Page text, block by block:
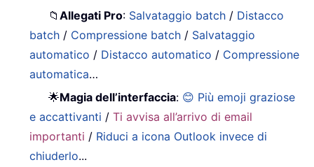
📁Allegati Pro: Salvataggio batch / Distacco
batch / Compressione batch / Salvataggio
automatico / Distacco automatico / Compressione
automatica…
🌟Magia dell’interfaccia: 😊 Più emoji graziose
e accattivanti /Ti avvisa all’arrivo di email
importanti / Riduci a icona Outlook invece di
chiuderlo...